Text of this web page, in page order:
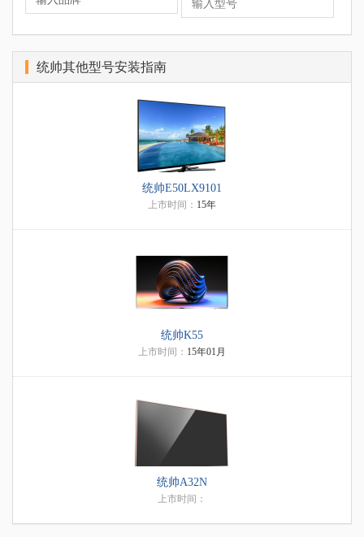
统帅其他型号安装指南
统帅E50LX9101
上市时间： 15年
统帅K55
上市时间： 15年01月
统帅A32N
上市时间：